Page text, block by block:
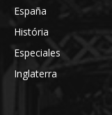
España
História
Especiales
Inglaterra